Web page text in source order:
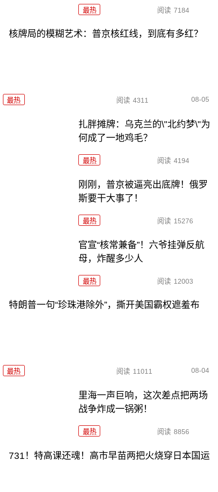
最热 阅读 7184
核牌局的模糊艺术：普京核红线，到底有多红？
最热 阅读 4311 08-05
扎胖摊牌：乌克兰的\"北约梦\"为
何成了一地鸡毛？
最热 阅读 4194
刚刚，普京被逼亮出底牌！俄罗
斯要干大事了！
最热 阅读 15276
官宣“核常兼备”！六爷挂弹反航
母，炸醒多少人
最热 阅读 12003
特朗普一句“珍珠港除外”，撕开美国霸权遮羞布
最热 阅读 11011 08-04
里海一声巨响，这次差点把两场
战争炸成一锅粥！
最热 阅读 8856
731！特高课还魂！高市早苗两把火烧穿日本国运